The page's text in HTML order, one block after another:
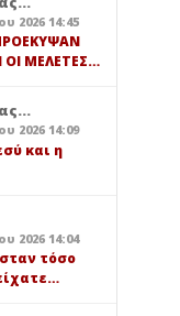
2026 14:45
ΜΕΛΕΤΕΣ…
2026 14:09
και η
2026 14:04
τόσο